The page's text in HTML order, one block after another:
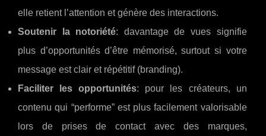
elle retient l’attention et génère des interactions.
Soutenir la notoriété: davantage de vues signifie
plus d’opportunités d’être mémorisé, surtout si votre
message est clair et répétitif (branding).
Faciliter les opportunités: pour les créateurs, un
contenu qui “performe” est plus facilement valorisable
lors de prises de contact avec des marques,